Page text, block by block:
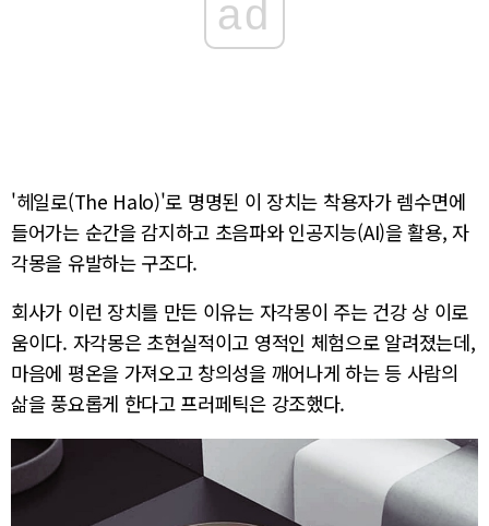
ad
'헤일로(The Halo)'로 명명된 이 장치는 착용자가 렘수면에
들어가는 순간을 감지하고 초음파와 인공지능(AI)을 활용, 자
각몽을 유발하는 구조다.
회사가 이런 장치를 만든 이유는 자각몽이 주는 건강 상 이로
움이다. 자각몽은 초현실적이고 영적인 체험으로 알려졌는데,
마음에 평온을 가져오고 창의성을 깨어나게 하는 등 사람의
삶을 풍요롭게 한다고 프러페틱은 강조했다.